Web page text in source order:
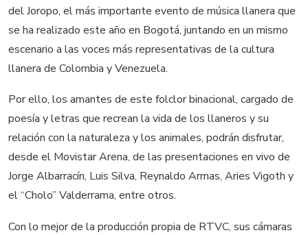
del Joropo, el más importante evento de música llanera que
se ha realizado este año en Bogotá, juntando en un mismo
escenario a las voces más representativas de la cultura
llanera de Colombia y Venezuela.
Por ello, los amantes de este folclor binacional, cargado de
poesía y letras que recrean la vida de los llaneros y su
relación con la naturaleza y los animales, podrán disfrutar,
desde el Movistar Arena, de las presentaciones en vivo de
Jorge Albarracín, Luis Silva, Reynaldo Armas, Aries Vigoth y
el “Cholo” Valderrama, entre otros.
Con lo mejor de la producción propia de RTVC, sus cámaras